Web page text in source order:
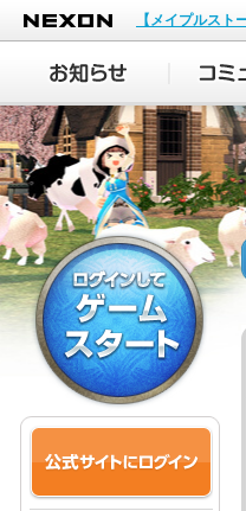
NEXON
【メイプルスト